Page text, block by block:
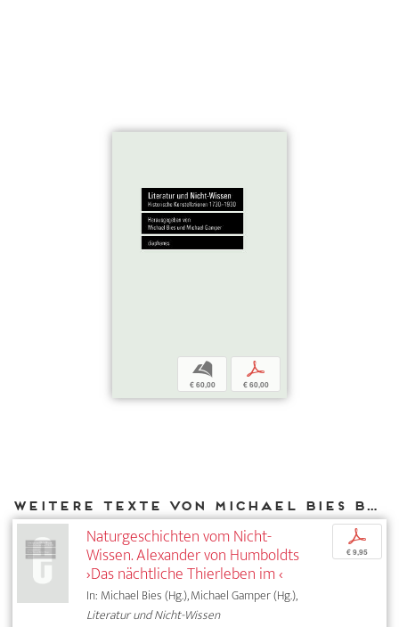
b
€ 60,00
p
€ 60,00
Weitere Texte von Michael Bies bei DIAPHANES
Naturgeschichten vom Nicht-
Wissen. Alexander von Humboldts
›Das nächtliche Thierleben im ‹
In: Michael Bies (Hg.), Michael Gamper (Hg.),
Literatur und Nicht-Wissen
p
€ 9,95